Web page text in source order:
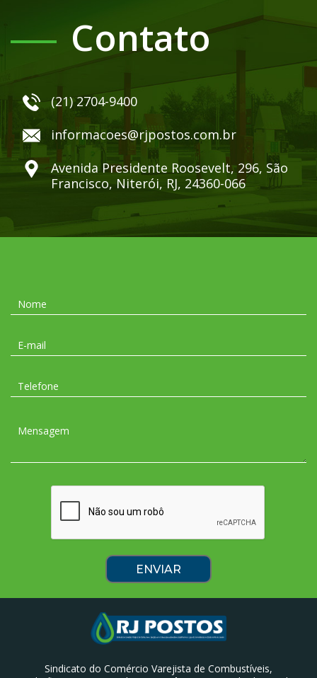
Contato
(21) 2704-9400
informacoes@rjpostos.com.br
Avenida Presidente Roosevelt, 296, São
Francisco, Niterói, RJ, 24360-066
Sindicato do Comércio Varejista de Combustíveis,